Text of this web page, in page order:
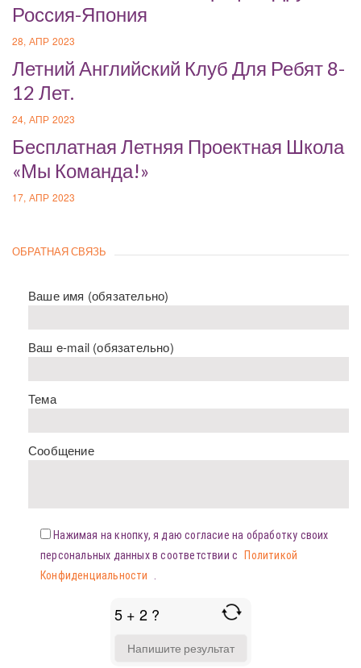
Россия-Япония
28, АПР 2023
Летний Английский Клуб Для Ребят 8-
12 Лет.
24, АПР 2023
Бесплатная Летняя Проектная Школа
«Мы Команда!»
17, АПР 2023
ОБРАТНАЯ СВЯЗЬ
Ваше имя (обязательно)
Ваш e-mail (обязательно)
Тема
Сообщение
Нажимая на кнопку, я даю согласие на обработку своих
персональных данных в соответствии с
Политикой
Конфиденциальности
5 + 2 ?
FOR